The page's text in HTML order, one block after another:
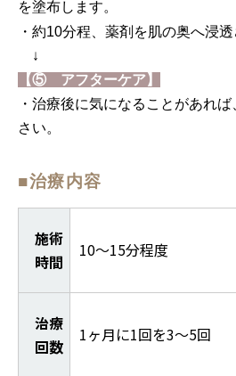
を塗布します。
・約10分程、薬剤を肌の奥へ浸透
↓
【⑤ アフターケア】
・治療後に気になることがあれ
さい。
■治療内容
施術
時間
10～15分程度
治療
回数
1ヶ月に1回を3～5回